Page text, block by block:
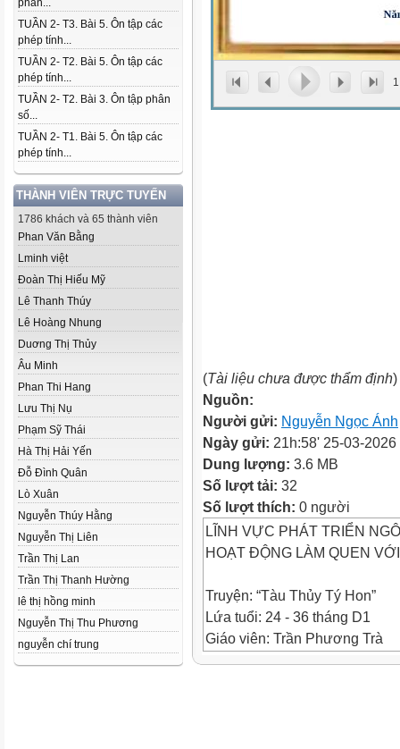
phân...
TUẦN 2- T3. Bài 5. Ôn tập các
phép tính...
TUẦN 2- T2. Bài 5. Ôn tập các
phép tính...
TUẦN 2- T2. Bài 3. Ôn tập phân
số...
TUẦN 2- T1. Bài 5. Ôn tập các
phép tính...
THÀNH VIÊN TRỰC TUYẾN
1786 khách và 65 thành viên
Phan Văn Bằng
Lminh việt
Đoàn Thị Hiếu Mỹ
Lê Thanh Thúy
Lê Hoàng Nhung
Duơng Thị Thủy
Âu Minh
Phan Thi Hang
Lưu Thị Nụ
Phạm Sỹ Thái
Hà Thị Hải Yến
Đỗ Đình Quân
Lò Xuân
Nguyễn Thúy Hằng
Nguyễn Thị Liên
Trần Thị Lan
Trần Thị Thanh Hường
lê thị hồng minh
Nguyễn Thị Thu Phương
nguyễn chí trung
1
(Tài liệu chưa được thẩm định)
Nguồn:
Người gửi: Nguyễn Ngọc Ánh
Ngày gửi: 21h:58' 25-03-2026
Dung lượng: 3.6 MB
Số lượt tải: 32
Số lượt thích: 0 người
LĨNH VỰC PHÁT TRIỂN
HOẠT ĐỘNG LÀM QUEN
Truyện: “Tàu Thủy Tý Hon”
Lứa tuổi: 24 - 36 tháng D1
Giáo viên: Trần Phương Trà